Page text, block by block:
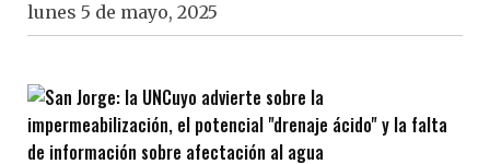
lunes 5 de mayo, 2025